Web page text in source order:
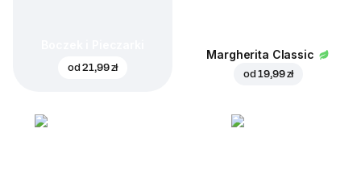
od21,99 zł
Margherita Classic
od19,99 zł